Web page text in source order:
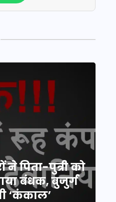
पिता-पुत्री को
बंधक, बुजुर्ग
‘कंकाल’